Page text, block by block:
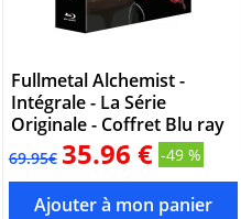
Fullmetal Alchemist -
Intégrale - La Série
Originale - Coffret Blu ray
69.95€ 35.96 € -49 %